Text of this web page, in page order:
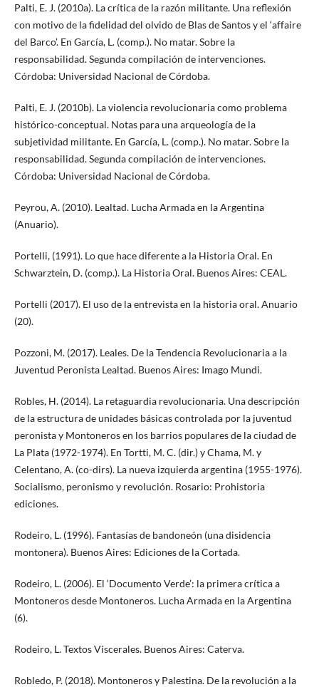
Palti, E. J. (2010a). La crítica de la razón militante. Una reflexión
con motivo de la fidelidad del olvido de Blas de Santos y el ‘affaire
del Barco’. En García, L. (comp.). No matar. Sobre la
responsabilidad. Segunda compilación de intervenciones.
Córdoba: Universidad Nacional de Córdoba.
Palti, E. J. (2010b). La violencia revolucionaria como problema
histórico-conceptual. Notas para una arqueología de la
subjetividad militante. En García, L. (comp.). No matar. Sobre la
responsabilidad. Segunda compilación de intervenciones.
Córdoba: Universidad Nacional de Córdoba.
Peyrou, A. (2010). Lealtad. Lucha Armada en la Argentina
(Anuario).
Portelli, (1991). Lo que hace diferente a la Historia Oral. En
Schwarztein, D. (comp.). La Historia Oral. Buenos Aires: CEAL.
Portelli (2017). El uso de la entrevista en la historia oral. Anuario
(20).
Pozzoni, M. (2017). Leales. De la Tendencia Revolucionaria a la
Juventud Peronista Lealtad. Buenos Aires: Imago Mundi.
Robles, H. (2014). La retaguardia revolucionaria. Una descripción
de la estructura de unidades básicas controlada por la juventud
peronista y Montoneros en los barrios populares de la ciudad de
La Plata (1972-1974). En Tortti, M. C. (dir.) y Chama, M. y
Celentano, A. (co-dirs). La nueva izquierda argentina (1955-1976).
Socialismo, peronismo y revolución. Rosario: Prohistoria
ediciones.
Rodeiro, L. (1996). Fantasías de bandoneón (una disidencia
montonera). Buenos Aires: Ediciones de la Cortada.
Rodeiro, L. (2006). El ‘Documento Verde’: la primera crítica a
Montoneros desde Montoneros. Lucha Armada en la Argentina
(6).
Rodeiro, L. Textos Viscerales. Buenos Aires: Caterva.
Robledo, P. (2018). Montoneros y Palestina. De la revolución a la